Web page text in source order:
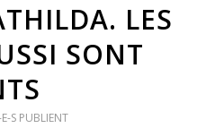
LES
SONT
S PUBLIENT